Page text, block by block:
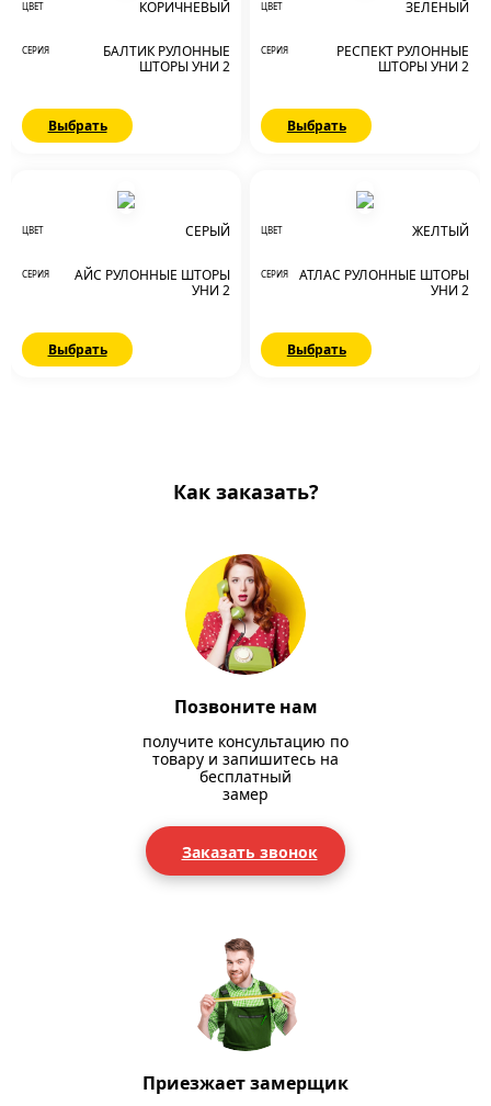
ЦВЕТ КОРИЧНЕВЫЙ
СЕРИЯ
БАЛТИК РУЛОННЫЕ
ШТОРЫ УНИ 2
Выбрать
ЦВЕТ ЗЕЛЕНЫЙ
СЕРИЯ
РЕСПЕКТ РУЛОННЫЕ
ШТОРЫ УНИ 2
Выбрать
ЦВЕТ СЕРЫЙ
СЕРИЯ
АЙС РУЛОННЫЕ ШТОРЫ
УНИ 2
Выбрать
ЦВЕТ ЖЕЛТЫЙ
СЕРИЯ
АТЛАС РУЛОННЫЕ ШТОРЫ
УНИ 2
Выбрать
Как заказать?
Позвоните нам
получите консультацию по
товару и запишитесь на
бесплатный
замер
Заказать звонок
Приезжает замерщик